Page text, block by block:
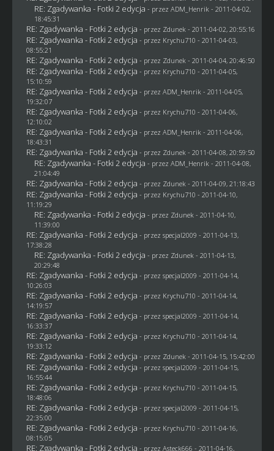
RE: Zgadywanka - Fotki 2 edycja - przez ADM_Henrik - 2011-04-02,
18:45:31
RE: Zgadywanka - Fotki 2 edycja - przez Zdunek - 2011-04-02, 20:55:16
RE: Zgadywanka - Fotki 2 edycja - przez Krychu710 - 2011-04-03,
08:55:21
RE: Zgadywanka - Fotki 2 edycja - przez Zdunek - 2011-04-04, 20:46:50
RE: Zgadywanka - Fotki 2 edycja - przez Krychu710 - 2011-04-05,
15:10:59
RE: Zgadywanka - Fotki 2 edycja - przez ADM_Henrik - 2011-04-05,
19:32:07
RE: Zgadywanka - Fotki 2 edycja - przez Krychu710 - 2011-04-06,
12:10:02
RE: Zgadywanka - Fotki 2 edycja - przez ADM_Henrik - 2011-04-06,
18:43:31
RE: Zgadywanka - Fotki 2 edycja - przez Zdunek - 2011-04-08, 20:59:50
RE: Zgadywanka - Fotki 2 edycja - przez ADM_Henrik - 2011-04-08,
21:04:49
RE: Zgadywanka - Fotki 2 edycja - przez Zdunek - 2011-04-09, 21:18:43
RE: Zgadywanka - Fotki 2 edycja - przez Krychu710 - 2011-04-10,
11:19:29
RE: Zgadywanka - Fotki 2 edycja - przez Zdunek - 2011-04-10,
11:39:00
RE: Zgadywanka - Fotki 2 edycja - przez specjal2009 - 2011-04-13,
17:38:28
RE: Zgadywanka - Fotki 2 edycja - przez Zdunek - 2011-04-13,
20:29:48
RE: Zgadywanka - Fotki 2 edycja - przez specjal2009 - 2011-04-14,
10:26:03
RE: Zgadywanka - Fotki 2 edycja - przez Krychu710 - 2011-04-14,
14:19:57
RE: Zgadywanka - Fotki 2 edycja - przez specjal2009 - 2011-04-14,
16:33:37
RE: Zgadywanka - Fotki 2 edycja - przez Krychu710 - 2011-04-14,
19:33:12
RE: Zgadywanka - Fotki 2 edycja - przez Zdunek - 2011-04-15, 15:42:00
RE: Zgadywanka - Fotki 2 edycja - przez specjal2009 - 2011-04-15,
16:55:44
RE: Zgadywanka - Fotki 2 edycja - przez Krychu710 - 2011-04-15,
18:48:06
RE: Zgadywanka - Fotki 2 edycja - przez specjal2009 - 2011-04-15,
22:35:00
RE: Zgadywanka - Fotki 2 edycja - przez Krychu710 - 2011-04-16,
08:15:05
RE: Zgadywanka - Fotki 2 edycja - przez Asteck666 - 2011-04-16,